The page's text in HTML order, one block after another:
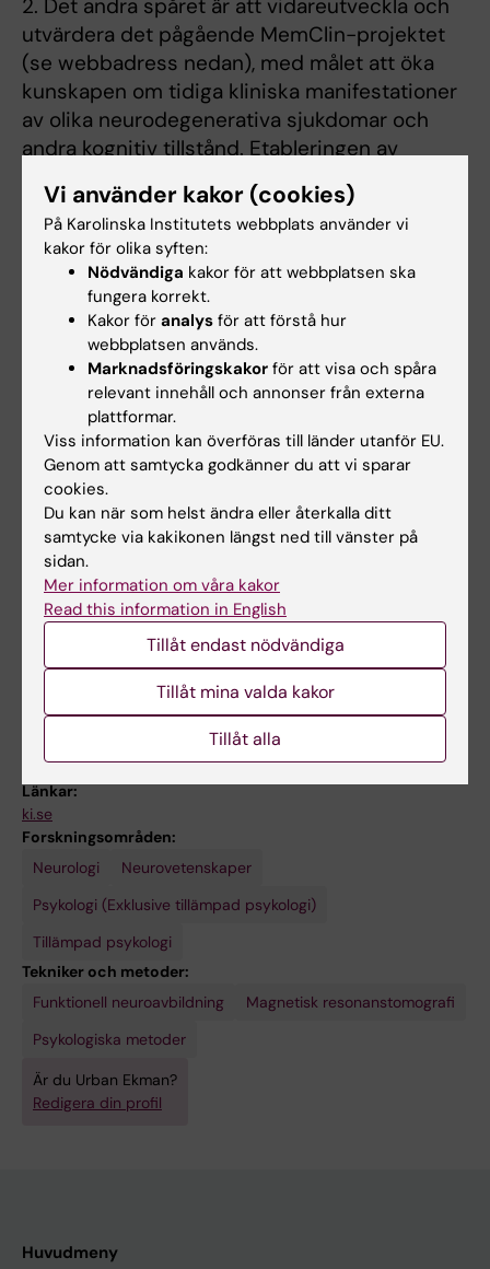
2. Det andra spåret är att vidareutveckla och
utvärdera det pågående MemClin-projektet
(se webbadress nedan), med målet att öka
kunskapen om tidiga kliniska manifestationer
av olika neurodegenerativa sjukdomar och
andra kognitiv tillstånd. Etableringen av
MemClin gör det möjligt att bygga robusta
modeller för att förbättra den diagnostiska
precisionen och stärka den longitudinella
prediktionen.
3. Det övergripande syftet är att identifiera
meningsfulla interpersonella terapeutiska
processer och deras biologiska inverkan på
psykologiska behandlingen av kronisk smärta.
Med hjälp av funktionell nära-infraröd
spektroskopi (fNIRS), elektroencefalografi
(EEG) och
hjärtfrekvensvariabilitet (HRV) avser vi
studera studera hur terapeutiska
nyckelsituationer relaterar till psykologens
och klientens
upplevelser och biologiska responser, samt
hur detta bidrar till behandlingsutfall.
Länkar:
ki.se
Forskningsområden:
Neurologi
Neurovetenskaper
Psykologi (Exklusive tillämpad psykologi)
Tillämpad psykologi
Tekniker och metoder:
Funktionell neuroavbildning
Magnetisk resonanstomografi
Psykologiska metoder
Är du Urban Ekman?
Redigera din profil
Huvudmeny
Vi använder kakor (cookies)
På Karolinska Institutets webbplats använder vi
kakor för olika syften:
Nödvändiga kakor för att webbplatsen ska
fungera korrekt.
Kakor för analys för att förstå hur
webbplatsen används.
Marknadsföringskakor för att visa och spåra
relevant innehåll och annonser från externa
plattformar.
Viss information kan överföras till länder utanför EU.
Genom att samtycka godkänner du att vi sparar
cookies.
Du kan när som helst ändra eller återkalla ditt
samtycke via kakikonen längst ned till vänster på
sidan.
Mer information om våra kakor
Read this information in English
Tillåt endast nödvändiga
Tillåt mina valda kakor
Tillåt alla